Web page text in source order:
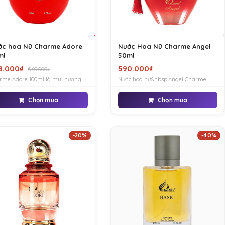
hoa Nữ Charme Adore
560.000₫
Adore 100ml là mùi hương
cảm, tự tin và rất tự hào về
nữ tính đặc trưng của mình.
Chọn mua
Nước Hoa Nữ Charme Angel
50ml
590.000₫
Nước hoa nữ&nbsp;Angel Charme
rũ, sang trọng và tinh tế, là dòng
nước hoa nữ cao cấp được nhiều bạn
nữ&nbsp;yêu thích, sử dụng khi hẹn
Chọn mua
-20% -40%